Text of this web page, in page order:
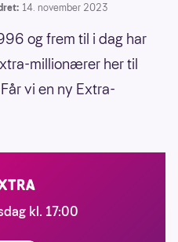
14. november 2023
og frem til i dag har
millionærer her til
vi en ny Extra-
kl. 17:00